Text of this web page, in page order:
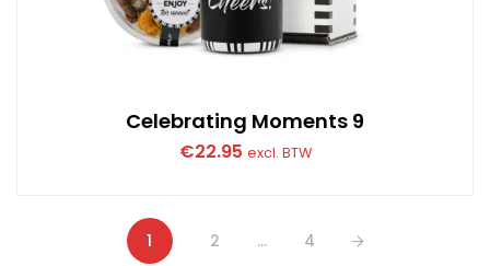
Celebrating Moments 9
€22.95 excl. BTW
1 2 … 4